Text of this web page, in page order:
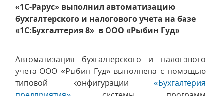
«1С-Рарус» выполнил автоматизацию
бухгалтерского и налогового учета на базе
«1С:Бухгалтерия 8» в ООО «Рыбин Гуд»
Автоматизация бухгалтерского и налогового
учета ООО «Рыбин Гуд» выполнена с помощью
типовой конфигурации «Бухгалтерия